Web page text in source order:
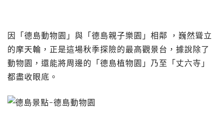
因「德島動物園」與「德島親子樂園」相鄰 ，巍然聳立
的摩天輪，正是這場秋季探險的最高觀景台，據說除了
動物園，還能將周邊的「德島植物園」乃至「丈六寺」
都盡收眼底。